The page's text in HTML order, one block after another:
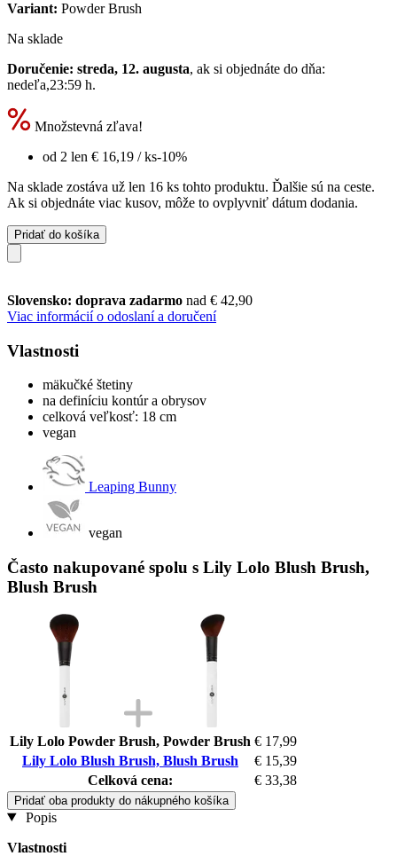
Variant: Powder Brush
Na sklade
Doručenie: streda, 12. augusta, ak si objednáte do dňa:
nedeľa,23:59 h.
Množstevná zľava!
od 2 len € 16,19 / ks-10%
Na sklade zostáva už len 16 ks tohto produktu. Ďalšie sú na ceste.
Ak si objednáte viac kusov, môže to ovplyvniť dátum dodania.
Pridať do košíka
Slovensko: doprava zadarmo nad € 42,90
Viac informácií o odoslaní a doručení
Vlastnosti
mäkučké štetiny
na definíciu kontúr a obrysov
celková veľkosť: 18 cm
vegan
Leaping Bunny
vegan
Často nakupované spolu s Lily Lolo Blush Brush,
Blush Brush
Lily Lolo Powder Brush, Powder Brush € 17,99
Lily Lolo Blush Brush, Blush Brush
€ 15,39
Celková cena:
€ 33,38
Pridať oba produkty do nákupného košíka
Popis
Vlastnosti